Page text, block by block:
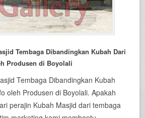
Tembaga Dibandingkan Kubah Dari
Produsen di Boyolali
Tembaga Dibandingkan Kubah
oleh Produsen di Boyolali. Apakah
perajin Kubah Masjid dari tembaga